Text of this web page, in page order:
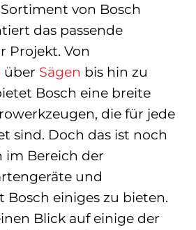
von Bosch
das passende
Projekt. Von
über Sägen bis hin zu
Bosch eine breite
die für jede
sind. Doch das ist noch
im Bereich der
und
Bosch einiges zu bieten.
Blick auf einige der